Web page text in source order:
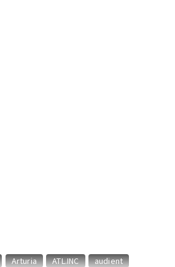
Arturia ATL.INC
audient